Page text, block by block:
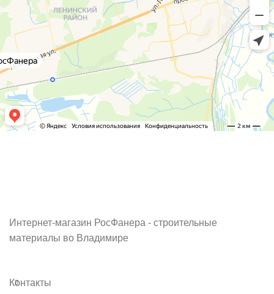
Интернет-магазин РосФанера - строительные
материалы во Владимире
Контакты